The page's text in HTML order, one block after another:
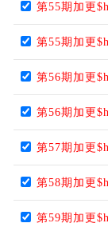
第55期加更
第55期加更
第56期加更
第56期加更
第57期加更
第58期加更
第59期加更